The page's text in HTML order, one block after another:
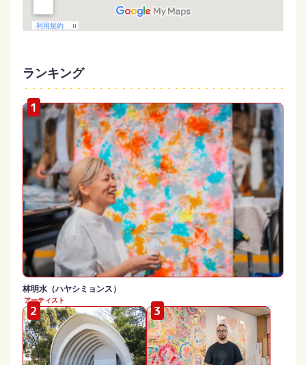
ランキング
林明水（ハヤシミョンス）
アーティスト